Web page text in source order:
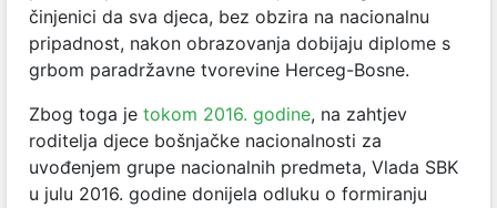
činjenici da sva djeca, bez obzira na nacionalnu
pripadnost, nakon obrazovanja dobijaju diplome s
grbom paradržavne tvorevine Herceg-Bosne.
Zbog toga je tokom 2016. godine, na zahtjev
roditelja djece bošnjačke nacionalnosti za
uvođenjem grupe nacionalnih predmeta, Vlada SBK
u julu 2016. godine donijela odluku o formiranju